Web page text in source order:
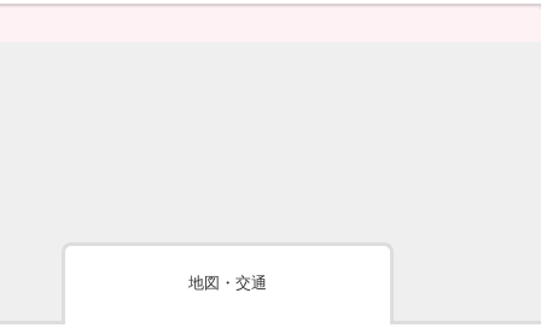
地図・交通